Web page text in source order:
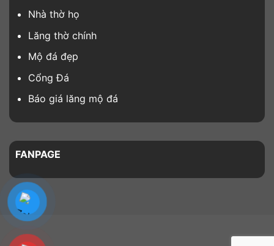
Nhà thờ họ
Lăng thờ chính
Mộ đá đẹp
Cổng Đá
Báo giá lăng mộ đá
FANPAGE